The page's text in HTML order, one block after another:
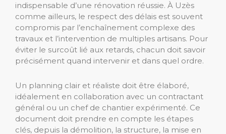
indispensable d’une rénovation réussie. À Uzès
comme ailleurs, le respect des délais est souvent
compromis par l’enchaînement complexe des
travaux et l’intervention de multiples artisans. Pour
éviter le surcoût lié aux retards, chacun doit savoir
précisément quand intervenir et dans quel ordre.
Un planning clair et réaliste doit être élaboré,
idéalement en collaboration avec un contractant
général ou un chef de chantier expérimenté. Ce
document doit prendre en compte les étapes
clés, depuis la démolition, la structure, la mise en